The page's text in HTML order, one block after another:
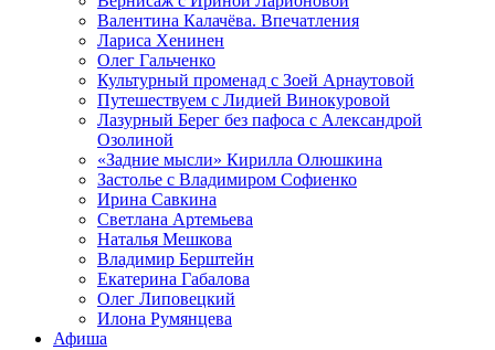
Валентина Калачёва. Впечатления
Лариса Хенинен
Олег Гальченко
Культурный променад с Зоей Арнаутовой
Путешествуем с Лидией Винокуровой
Лазурный Берег без пафоса с Александрой
Озолиной
«Задние мысли» Кирилла Олюшкина
Застолье с Владимиром Софиенко
Ирина Савкина
Светлана Артемьева
Наталья Мешкова
Владимир Берштейн
Екатерина Габалова
Олег Липовецкий
Илона Румянцева
Афиша